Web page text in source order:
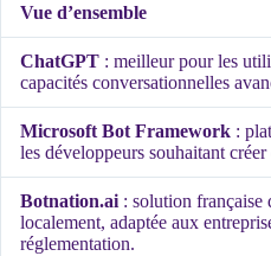
Vue d’ensemble
ChatGPT : meilleur pour les
capacités conversationnelles
Microsoft Bot Framework :
les développeurs souhaitant
Botnation.ai : solution française
localement, adaptée aux
réglementation.